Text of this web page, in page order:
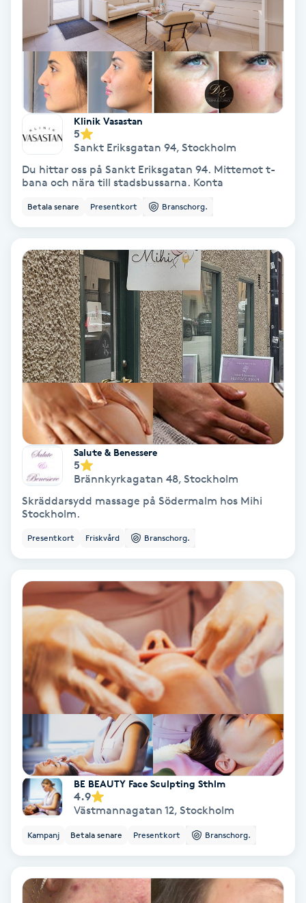
Keratinbehandling
Kinesiologi
Kinesisk medicin
Kiropraktik
Klippning ungdom
Koppningsmassage
Kosmetisk tatuering
Kostrådgivning
Kroppsinpackning
Kroppspeeling
Käkledsbehandling
Kärlbehandling
Laserbehandling
Lashlift Keratin
LED-ljusterapi
Liktornar
LPG
LPG-behandling
Klinik Vasastan
5
Sankt Eriksgatan 94, Stockholm
Du hittar oss på Sankt Eriksgatan 94. Mittemot t-
bana och nära till stadsbussarna. Konta
Betala senare Presentkort Branschorg.
Salute & Benessere
5
Brännkyrkagatan 48, Stockholm
Skräddarsydd massage på Södermalm hos Mihi
Stockholm.
Presentkort Friskvård Branschorg.
BE BEAUTY Face Sculpting Sthlm
4.9
Västmannagatan 12, Stockholm
Kampanj Betala senare Presentkort Branschorg.